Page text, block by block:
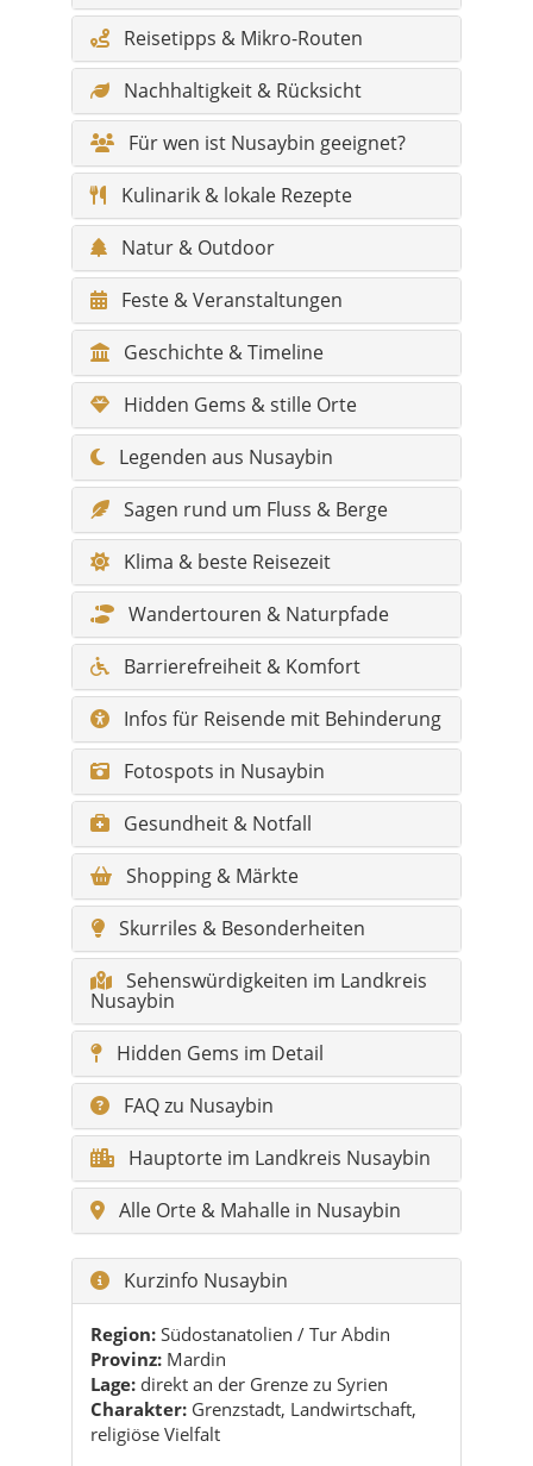
Reisetipps & Mikro-Routen
Nachhaltigkeit & Rücksicht
Für wen ist Nusaybin geeignet?
Kulinarik & lokale Rezepte
Natur & Outdoor
Feste & Veranstaltungen
Geschichte & Timeline
Hidden Gems & stille Orte
Legenden aus Nusaybin
Sagen rund um Fluss & Berge
Klima & beste Reisezeit
Wandertouren & Naturpfade
Barrierefreiheit & Komfort
Infos für Reisende mit Behinderung
Fotospots in Nusaybin
Gesundheit & Notfall
Shopping & Märkte
Skurriles & Besonderheiten
Sehenswürdigkeiten im Landkreis
Nusaybin
Hidden Gems im Detail
FAQ zu Nusaybin
Hauptorte im Landkreis Nusaybin
Alle Orte & Mahalle in Nusaybin
Kurzinfo Nusaybin
Region: Südostanatolien / Tur Abdin
Provinz: Mardin
Lage: direkt an der Grenze zu Syrien
Charakter: Grenzstadt, Landwirtschaft,
religiöse Vielfalt